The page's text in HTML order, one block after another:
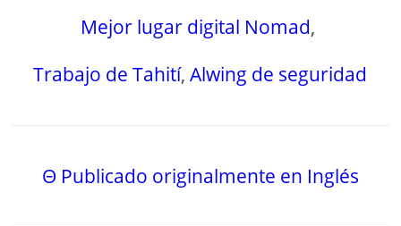
Mejor lugar digital Nomad,
Trabajo de Tahití,Alwing de seguridad
Θ Publicado originalmente en Inglés